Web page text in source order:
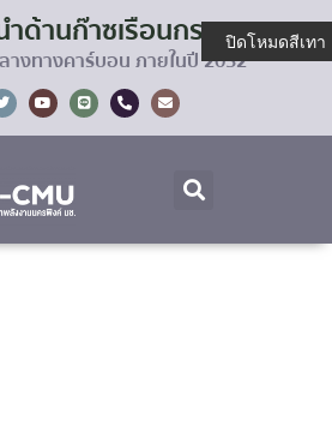
ด้านก๊าซเรือนกระจก
างทางคาร์บอน ภายในปี 2032"
ปิดโหมดสีเทา